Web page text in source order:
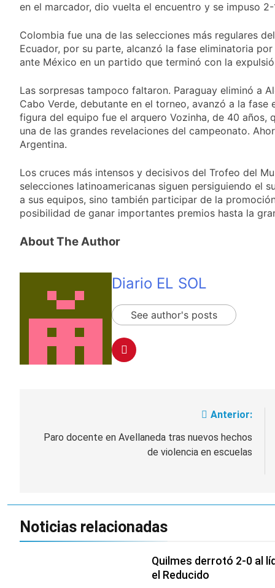
en el marcador, dio vuelta el encuentro y se impuso
Colombia fue una de las selecciones más regulares
Ecuador, por su parte, alcanzó la fase eliminatoria
ante México en un partido que terminó con la
Las sorpresas tampoco faltaron. Paraguay eliminó a
Cabo Verde, debutante en el torneo, avanzó a la
figura del equipo fue el arquero Vozinha, de 40 años,
una de las grandes revelaciones del campeonato.
Argentina.
Los cruces más intensos y decisivos del Trofeo del
selecciones latinoamericanas siguen persiguiendo el
a sus equipos, sino también participar de la
posibilidad de ganar importantes premios hasta la
About The Author
Diario EL SOL
See author's posts
de
Anterior:
Paro docente en Avellaneda tras nuevos hechos
de violencia en escuelas
Noticias relacionadas
Quilmes derrotó 2-0 al
el Reducido